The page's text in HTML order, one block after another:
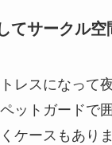
てサークル空
レスになって
ットガードで
ケースもありま